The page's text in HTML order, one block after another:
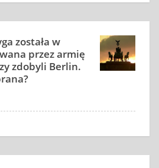
została w
przez armię
zdobyli Berlin.